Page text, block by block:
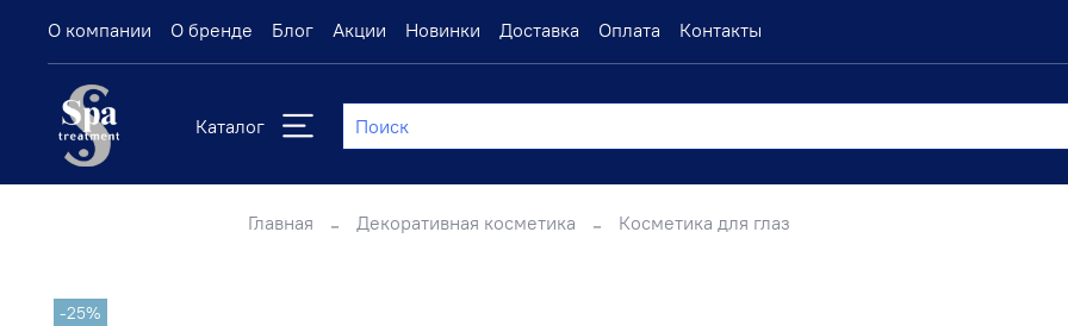
О компании О бренде Блог Акции Новинки Доставка Оплата Контакты
Каталог
Главная Декоративная косметика Косметика для глаз
-25%